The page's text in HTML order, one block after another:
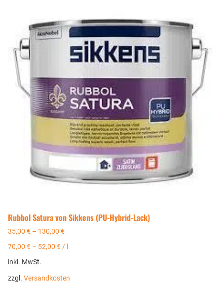
Rubbol Satura von Sikkens (PU-Hybrid-Lack)
35,00 € – 130,00 €
70,00 € – 52,00 €/
inkl. MwSt.
zzgl. Versandkosten